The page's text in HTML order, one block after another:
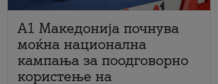
A1 Македонија почнува
моќна национална
кампања за поодговорно
користење на